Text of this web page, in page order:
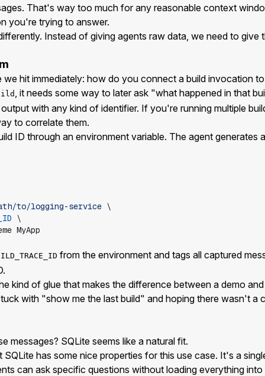
That's way too much for any reasonable context
you're trying to answer.
Instead of giving agents raw data, we need to give
hit immediately: how do you connect a build invocation
, it needs some way to later ask "what happened in that
with any kind of identifier. If you're running multiple
to correlate them.
ID through an environment variable. The agent generates
to/logging-service
MyApp
from the environment and tags all captured
kind of glue that makes the difference between a demo
with "show me the last build" and hoping there wasn't a
messages? SQLite seems like a natural fit.
SQLite has some nice properties for this use case. It's a
can ask specific questions without loading everything